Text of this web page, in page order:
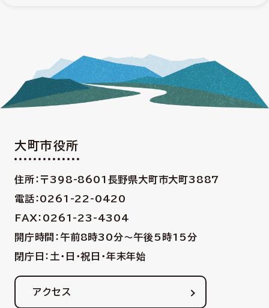
大町市役所
住所：〒398-8601 長野県大町市大町3887
電話：0261-22-0420
FAX：0261-23-4304
開庁時間：午前8時30分〜午後5時15分
閉庁日：土・日・祝日・年末年始
アクセス